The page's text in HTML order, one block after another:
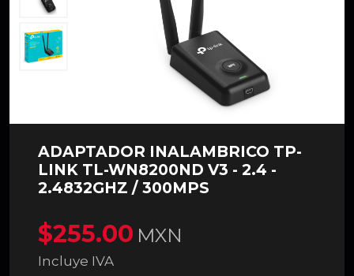
ADAPTADOR INALAMBRICO TP-
LINK TL-WN8200ND V3 - 2.4 -
2.4832GHZ / 300MPS
$255.00 MXN
Incluye IVA